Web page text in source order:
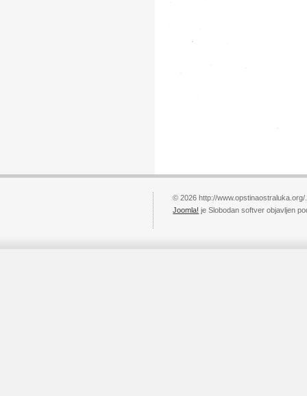
© 2026 http://
Joomla! je Slobodan softver objavljen